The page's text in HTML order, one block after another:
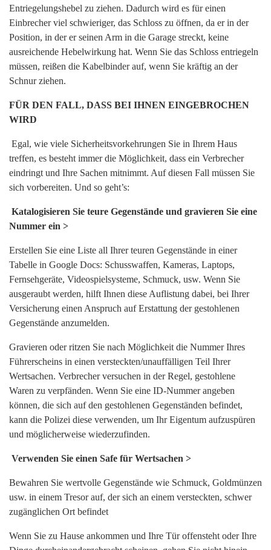
Entriegelungshebel zu ziehen. Dadurch wird es für einen
Einbrecher viel schwieriger, das Schloss zu öffnen, da er in der
Position, in der er seinen Arm in die Garage streckt, keine
ausreichende Hebelwirkung hat. Wenn Sie das Schloss entriegeln
müssen, reißen die Kabelbinder auf, wenn Sie kräftig an der
Schnur ziehen.
FÜR DEN FALL, DASS BEI IHNEN EINGEBROCHEN
WIRD
Egal, wie viele Sicherheitsvorkehrungen Sie in Ihrem Haus
treffen, es besteht immer die Möglichkeit, dass ein Verbrecher
eindringt und Ihre Sachen mitnimmt. Auf diesen Fall müssen Sie
sich vorbereiten. Und so geht’s:
Katalogisieren Sie teure Gegenstände und gravieren Sie eine
Nummer ein >
Erstellen Sie eine Liste all Ihrer teuren Gegenstände in einer
Tabelle in Google Docs: Schusswaffen, Kameras, Laptops,
Fernsehgeräte, Videospielsysteme, Schmuck, usw. Wenn Sie
ausgeraubt werden, hilft Ihnen diese Auflistung dabei, bei Ihrer
Versicherung einen Anspruch auf Erstattung der gestohlenen
Gegenstände anzumelden.
Gravieren oder ritzen Sie nach Möglichkeit die Nummer Ihres
Führerscheins in einen versteckten/unauffälligen Teil Ihrer
Wertsachen. Verbrecher versuchen in der Regel, gestohlene
Waren zu verpfänden. Wenn Sie eine ID-Nummer angeben
können, die sich auf den gestohlenen Gegenständen befindet,
kann die Polizei diese verwenden, um Ihr Eigentum aufzuspüren
und möglicherweise wiederzufinden.
Verwenden Sie einen Safe für Wertsachen >
Bewahren Sie wertvolle Gegenstände wie Schmuck, Goldmünzen
usw. in einem Tresor auf, der sich an einem versteckten, schwer
zugänglichen Ort befindet
Wenn Sie zu Hause ankommen und Ihre Tür offensteht oder Ihre